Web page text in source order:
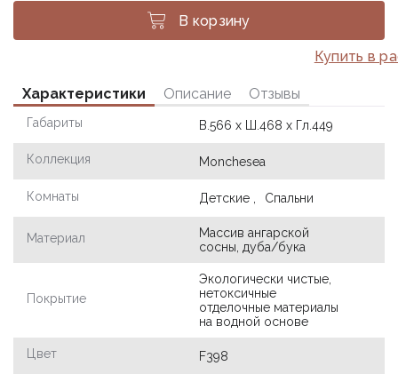
В корзину
Купить в
Характеристики Описание Отзывы
Габариты В.566 х Ш.468 х Гл.449
Коллекция Monchesea
Комнаты Детские , Спальни
Материал
Массив ангарской
сосны, дуба/бука
Покрытие
Экологически чистые,
нетоксичные
отделочные материалы
на водной основе
Цвет F398